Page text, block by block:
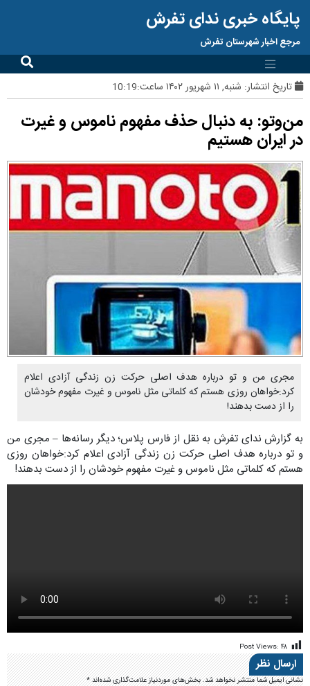
پایگاه خبری ندای تفرش
مرجع اخبار شهرستان تفرش
تاریخ انتشار: شنبه, ۱۱ شهریور ۱۴۰۲ ساعت:10:19
من‌وتو: به دنبال حذف مفهوم ناموس و غیرت
در ایران هستیم
مجری من و تو درباره هدف اصلی حرکت زن زندگی آزادی اعلام
کرد:خواهان روزی هستم که کلماتی مثل ناموس و غیرت مفهوم خودشان
را از دست بدهند!
به گزارش ندای تفرش به نقل از فارس پلاس؛ دیگر رسانه‌ها – مجری من
و تو درباره هدف اصلی حرکت زن زندگی آزادی اعلام کرد:خواهان روزی
هستم که کلماتی مثل ناموس و غیرت مفهوم خودشان را از دست بدهند!
Post Views: ۴۸
ارسال نظر
نشانی ایمیل شما منتشر نخواهد شد.بخش‌های موردنیاز علامت‌گذاری شده‌اند*